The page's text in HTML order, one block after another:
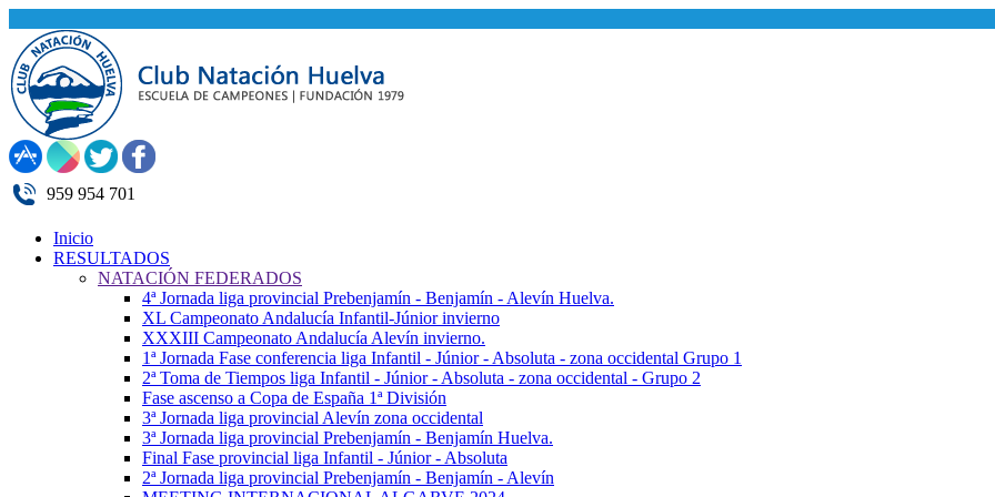
959 954 701
Inicio
RESULTADOS
NATACIÓN FEDERADOS
4ª Jornada liga provincial Prebenjamín - Benjamín - Alevín Huelva.
XL Campeonato Andalucía Infantil-Júnior invierno
XXXIII Campeonato Andalucía Alevín invierno.
1ª Jornada Fase conferencia liga Infantil - Júnior - Absoluta - zona occidental Grupo 1
2ª Toma de Tiempos liga Infantil - Júnior - Absoluta - zona occidental - Grupo 2
Fase ascenso a Copa de España 1ª División
3ª Jornada liga provincial Alevín zona occidental
3ª Jornada liga provincial Prebenjamín - Benjamín Huelva.
Final Fase provincial liga Infantil - Júnior - Absoluta
2ª Jornada liga provincial Prebenjamín - Benjamín - Alevín